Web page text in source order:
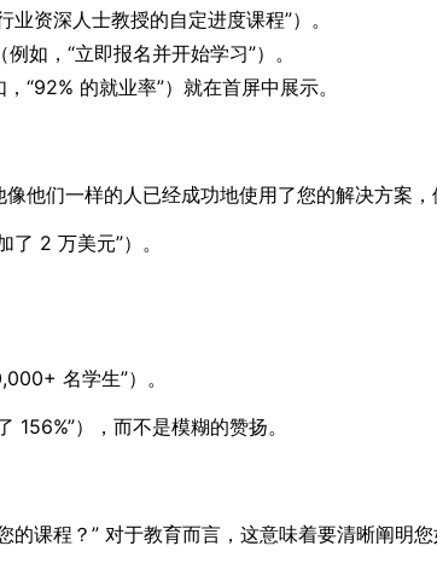
资深人士教授的自定进度课程”）。
如，“立即报名并开始学习”）。
“92% 的就业率”）就在首屏中展示。
他们一样的人已经成功地使用了您的解决方案
2 万美元”）。
名学生”）。
156%”），而不是模糊的赞扬。
课程？” 对于教育而言，这意味着要清晰阐明